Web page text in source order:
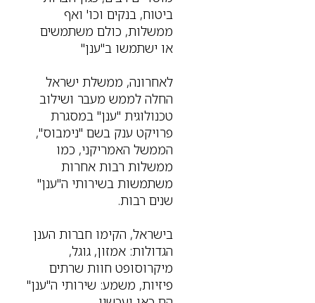
ביטוח, בנקים וכו' ואף
ממשלות, כולם משתמשים
או ישתמשו ב"ענן"
לאחרונה, ממשלת ישראל
החלה לממש מעבר ושילוב
טכנולוגית "ענן" במסגרת
פרויקט ענק בשם "נימבוס",
הממשל האמריקני, כמו
ממשלות רבות אחרות
משתמשות בשירותי ה"ענן"
שנים רבות.
בישראל, הקימו חברות הענן
הגדולות: אמזון, גוגל,
מיקרוסופט חוות שרתים
פיזיות, משמע: שירותי ה"ענן"